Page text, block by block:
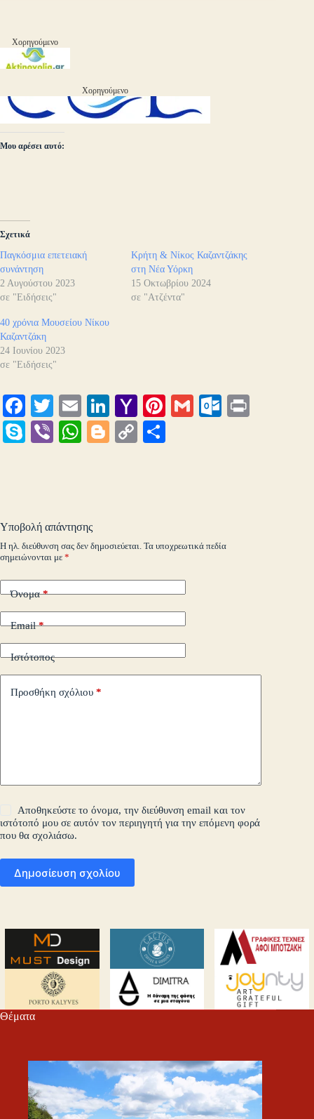
Χορηγούμενο
Χορηγούμενο
Μου αρέσει αυτό:
Σχετικά
Παγκόσμια επετειακή
συνάντηση
2 Αυγούστου 2023
σε "Ειδήσεις"
Κρήτη & Νίκος Καζαντζάκης
στη Νέα Υόρκη
15 Οκτωβρίου 2024
σε "Ατζέντα"
40 χρόνια Μουσείου Νίκου
Καζαντζάκη
24 Ιουνίου 2023
σε "Ειδήσεις"
Fa
ce
bo
T
wi
tte
E
m
ail
Li
nk
ed
Y
ah
oo
Pi
G
O
m
S
Vi
W
pp
Bl
C
εί
Υποβολή απάντησης
Η ηλ. διεύθυνση σας δεν δημοσιεύεται. Τα υποχρεωτικά πεδία
σημειώνονται με *
Όνομα*
Email*
Ιστότοπος
Προσθήκη σχόλιου *
Αποθηκεύστε το όνομα, την διεύθυνση email και τον
ιστότοπό μου σε αυτόν τον περιηγητή για την επόμενη φορά
που θα σχολιάσω.
Δημοσίευση σχολίου
Θέματα